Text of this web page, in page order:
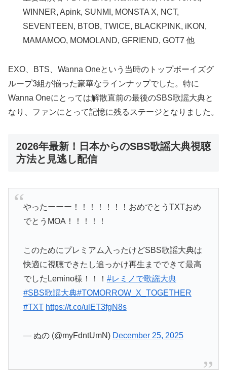
WINNER, Apink, SUNMI, MONSTA X, NCT,
SEVENTEEN, BTOB, TWICE, BLACKPINK, iKON,
MAMAMOO, MOMOLAND, GFRIEND, GOT7 他
EXO、BTS、Wanna Oneという当時のトップボーイズグ
ループ3組が揃った豪華なラインナップでした。特に
Wanna Oneにとっては解散直前の最後のSBS歌謡大典と
なり、ファンにとって記憶に残るステージとなりました。
2026年最新！日本からのSBS歌謡大典視聴
方法と見逃し配信
やったーーー！！！！！！！おめでとうTXTおめ
でとうMOA！！！！！
このためにプレミアム入ったけどSBS歌謡大典は
快適に視聴できたし追っかけ再生までできて最高
でしたLemino様！！！ #レミノで歌謡大典
#SBS歌謡大典#TOMORROW_X_TOGETHER
#TXT https://t.co/ulET3fgN8s
— ぬの (@myFdntUmN) December 25, 2025